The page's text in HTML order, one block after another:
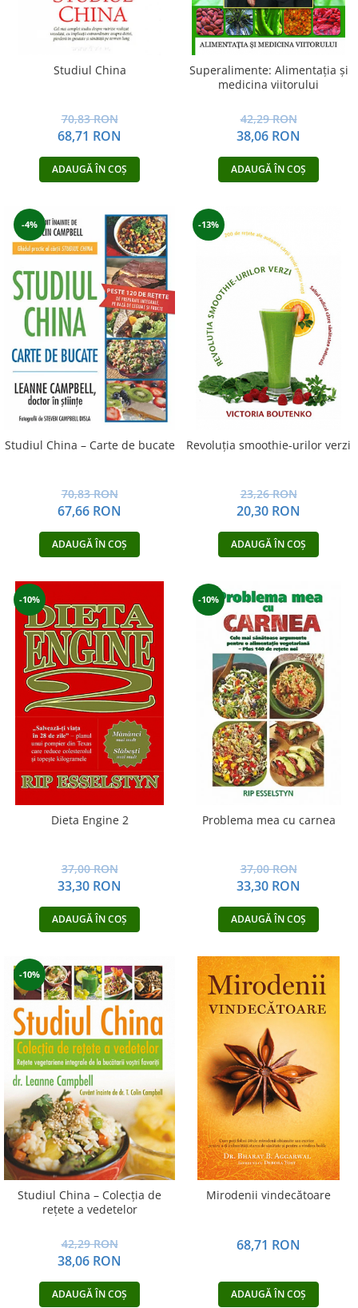
Studiul China
70,83 RON
68,71 RON
ADAUGĂ ÎN COȘ
Superalimente: Alimentaţia şi
medicina viitorului
42,29 RON
38,06 RON
ADAUGĂ ÎN COȘ
-4%
Studiul China – Carte de bucate
70,83 RON
67,66 RON
ADAUGĂ ÎN COȘ
-13%
Revoluţia smoothie-urilor verzi
23,26 RON
20,30 RON
ADAUGĂ ÎN COȘ
-10%
Dieta Engine 2
37,00 RON
33,30 RON
ADAUGĂ ÎN COȘ
-10%
Problema mea cu carnea
37,00 RON
33,30 RON
ADAUGĂ ÎN COȘ
-10%
Studiul China – Colecţia de
reţete a vedetelor
42,29 RON
38,06 RON
ADAUGĂ ÎN COȘ
Mirodenii vindecătoare
68,71 RON
ADAUGĂ ÎN COȘ